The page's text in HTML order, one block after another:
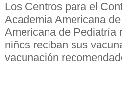
Los Centros para el
Academia Americana
Americana de Pediatría
niños reciban sus
vacunación